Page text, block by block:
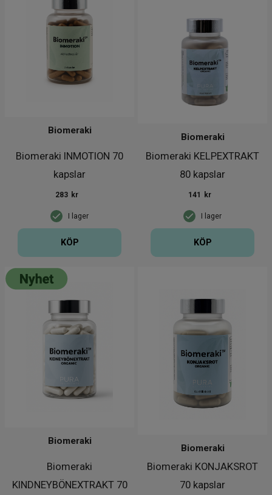
Biomeraki INMOTION 70
kapslar
Biomeraki
I lager
283 kr
KÖP
Biomeraki KELPEXTRAKT
80 kapslar
Biomeraki
I lager
141 kr
KÖP
Biomeraki
KINDNEYBÖNEXTRAKT 70
Biomeraki
Biomeraki KONJAKSROT
70 kapslar
Biomeraki